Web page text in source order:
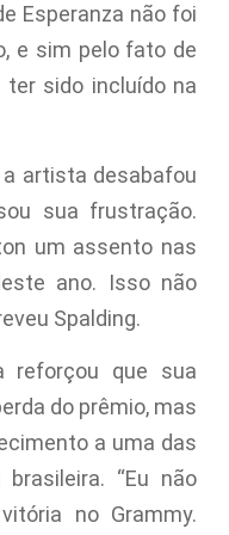
Esperanza não foi
e sim pelo fato de
sido incluído na
artista desabafou
sua frustração.
um assento nas
ano. Isso não
Spalding.
reforçou que sua
do prêmio, mas
a uma das
“Eu não
no Grammy.